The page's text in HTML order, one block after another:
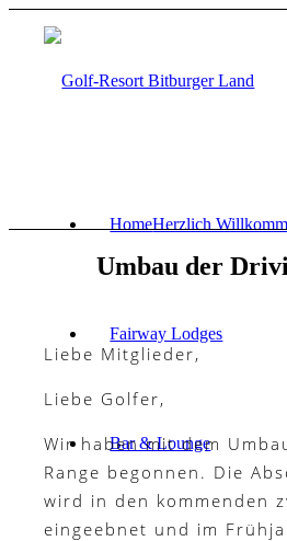
HomeHerzlich
Fairway Lodges
Bar & Lounge
Umbau der
Liebe Mitglieder,
Liebe Golfer,
Wir haben mit dem
Range begonnen. Die
wird in den kommenden
eingeebnet und im